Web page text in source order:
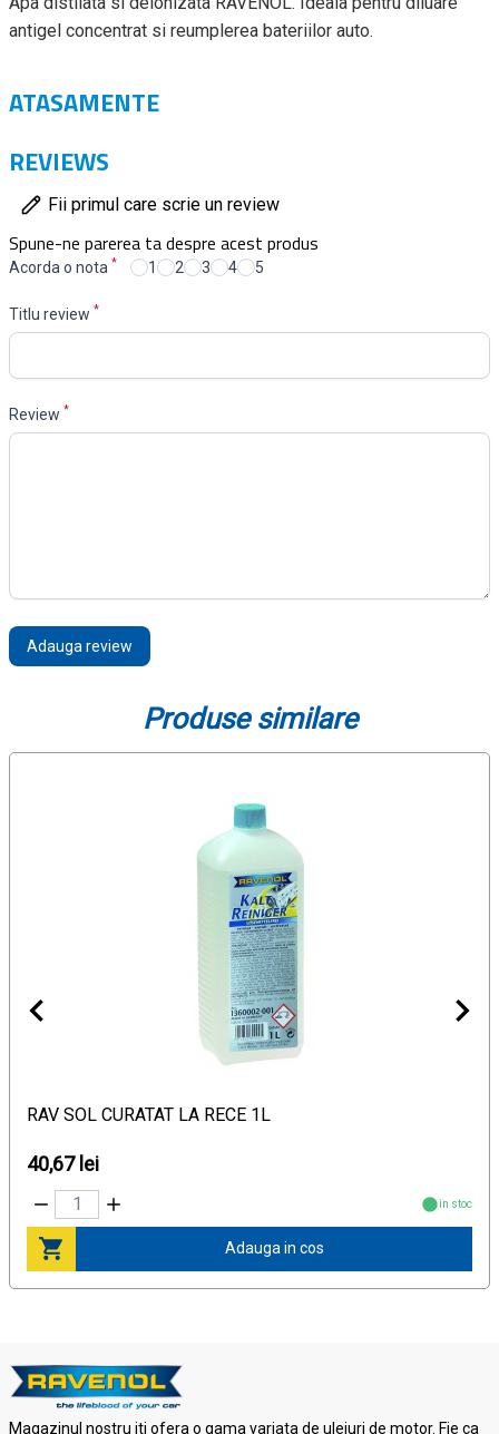
antigel concentrat si reumplerea bateriilor auto.
ATASAMENTE
REVIEWS
Fii primul care scrie un review
Spune-ne parerea ta despre acest produs
Acorda o nota * 1 2 3 4 5
Titlu review *
Review *
Adauga review
Produse similare
RAV SOL CURATAT LA RECE 1L
40,67 lei
in stoc
Adauga in cos
Magazinul nostru iti ofera o gama variata de uleiuri de motor. Fie ca